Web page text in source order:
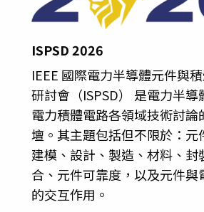
ISPSD 2026
IEEE 國際電力半導體元件與
研討會（ISPSD） 是電力半導
電力積體電路各領域技術討論
壇。其主題包括但不限於：元
建模、設計、製造、材料、封
合、元件可靠度，以及元件與
的交互作用。